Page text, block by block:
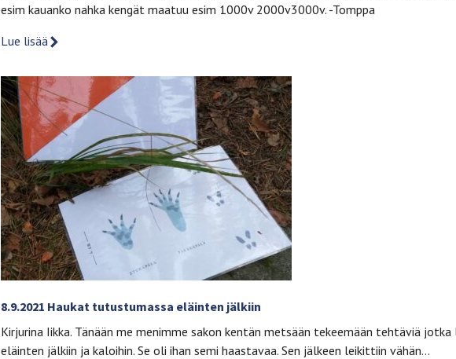
esim kauanko nahka kengät maatuu esim 1000v 2000v3000v. -Tomppa
Lue lisää
8.9.2021 Haukat tutustumassa eläinten jälkiin
Kirjurina Iikka. Tänään me menimme sakon kentän metsään tekeemään tehtäviä
eläinten jälkiin ja kaloihin. Se oli ihan semi haastavaa. Sen jälkeen leikittiin vähän…